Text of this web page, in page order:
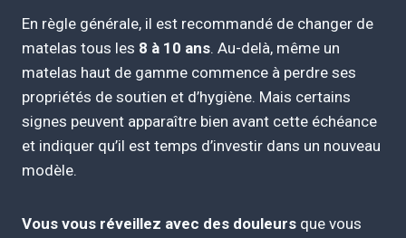
En règle générale, il est recommandé de changer de
matelas tous les 8 à 10 ans. Au-delà, même un
matelas haut de gamme commence à perdre ses
propriétés de soutien et d’hygiène. Mais certains
signes peuvent apparaître bien avant cette échéance
et indiquer qu’il est temps d’investir dans un nouveau
modèle.
Vous vous réveillez avec des douleurs que vous